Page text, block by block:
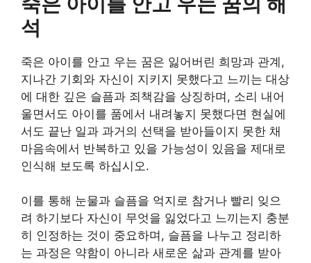
석
죽은 아이를 안고 우는 꿈은 잃어버린 희망과 관계,
지나간 기회와 자신이 지키지 못했다고 느끼는 대상
에 대한 깊은 슬픔과 죄책감을 상징하며, 소리 내어
울면서도 아이를 품에서 내려놓지 못했다면 현실에
서도 끝난 일과 과거의 선택을 받아들이지 못한 채
마음속에서 반복하고 있을 가능성이 있음을 제대로
인식해 보도록 하십시오.
이를 통해 눈물과 슬픔을 억지로 참거나 빨리 잊으
려 하기보다 자신이 무엇을 잃었다고 느끼는지 충분
히 인정하는 것이 중요하며, 슬픔을 나누고 정리하
는 과정은 약함이 아니라 새로운 삶과 관계를 받아